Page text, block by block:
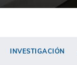
INVESTIGACIÓN